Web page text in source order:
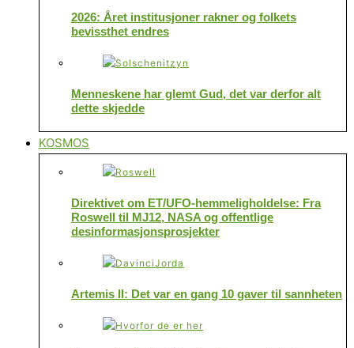
2026: Året institusjoner rakner og folkets
bevissthet endres
Menneskene har glemt Gud, det var derfor alt
dette skjedde
KOSMOS
Direktivet om ET/UFO-hemmeligholdelse: Fra
Roswell til MJ12, NASA og offentlige
desinformasjonsprosjekter
Artemis II: Det var en gang 10 gaver til sannheten